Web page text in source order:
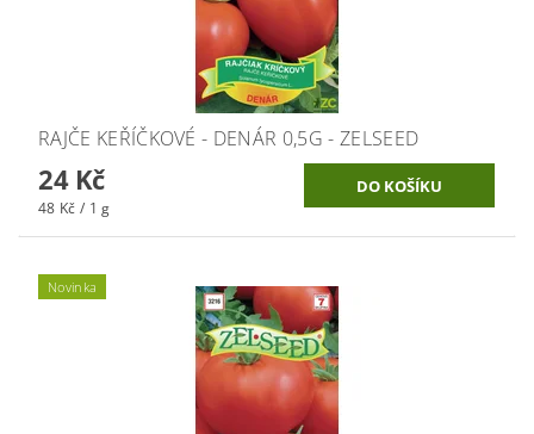
RAJČE KEŘÍČKOVÉ - DENÁR 0,5G - ZELSEED
24 Kč
48 Kč / 1 g
Novinka